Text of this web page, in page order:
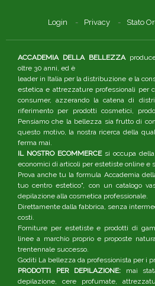
Login Privacy Stato
ACCADEMIA DELLA BELLEZZA
oltre 30 anni, ed è
leader in Italia per la distribuzione e la
estetica e attrezzature professionali per
consumer, azzerando la catena di
riferimento per prodotti cosmetici,
Pensiamo che la bellezza sia frutto di
questo motivo, la nostra ricerca della
ferma mai.
IL NOSTRO ECOMMERCEsi occupa
economici di articoli per estetiste online e
Prova anche tu la formula Accademia
tuo centro estetico", con un catalogo
depilazione alla cosmetica professionale.
Direttamente dalla fabbrica, senza
costi.
Forniture per estetiste e prodotti di
linee a marchio proprio e proposte
trentennale successo.
Goditi La bellezza da professionista per i
PRODOTTI PER DEPILAZIONE: mai
depilazione, cere profumate,